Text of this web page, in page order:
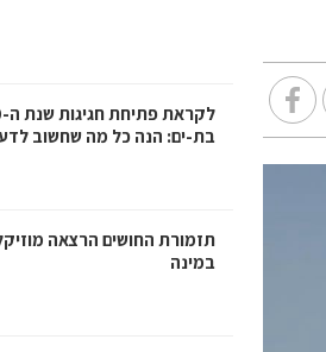
בת-ים: הנה כל מה שחשוב
תזמורת החושים הרצאה
במינה